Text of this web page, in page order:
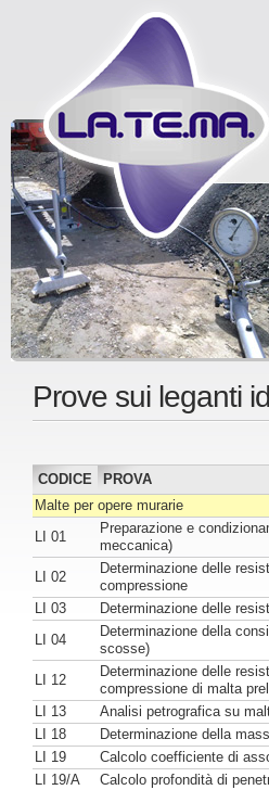
Prove sui leganti
CODICE
PROVA
Malte per opere murarie
LI 01
Preparazione e
meccanica)
LI 02
Determinazione delle
compressione
LI 03
Determinazione delle
LI 04
Determinazione della
scosse)
LI 12
Determinazione delle
compressione di malta
LI 13
Analisi petrografica su
LI 18
Determinazione della
LI 19
Calcolo coefficiente di
LI 19/A
Calcolo profondità di